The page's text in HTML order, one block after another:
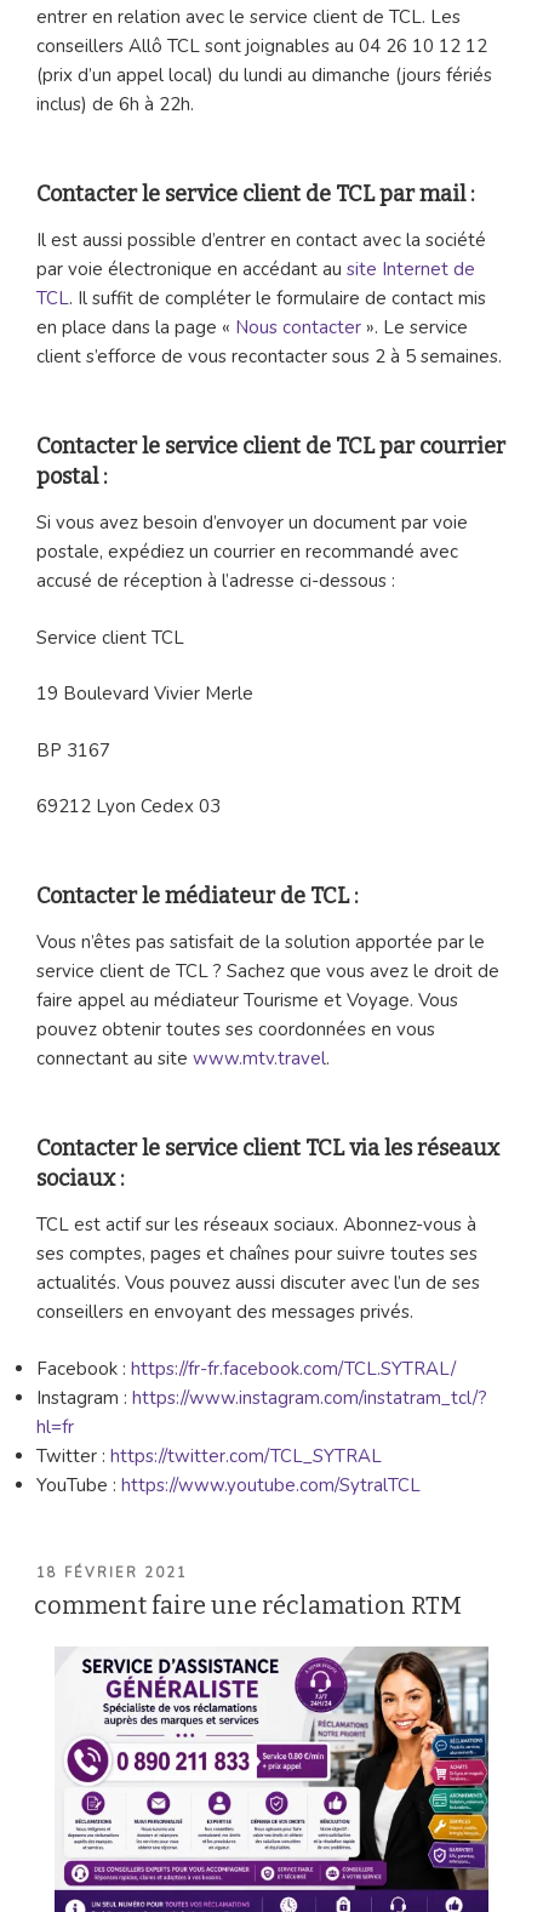
entrer en relation avec le service client de TCL. Les
conseillers Allô TCL sont joignables au 04 26 10 12 12
(prix d’un appel local) du lundi au dimanche (jours fériés
inclus) de 6h à 22h.
Contacter le service client de TCL par mail :
Il est aussi possible d’entrer en contact avec la société
par voie électronique en accédant au site Internet de
TCL. Il suffit de compléter le formulaire de contact mis
en place dans la page « Nous contacter ». Le service
client s’efforce de vous recontacter sous 2 à 5 semaines.
Contacter le service client de TCL par courrier
postal :
Si vous avez besoin d’envoyer un document par voie
postale, expédiez un courrier en recommandé avec
accusé de réception à l’adresse ci-dessous :
Service client TCL
19 Boulevard Vivier Merle
BP 3167
69212 Lyon Cedex 03
Contacter le médiateur de TCL :
Vous n’êtes pas satisfait de la solution apportée par le
service client de TCL ? Sachez que vous avez le droit de
faire appel au médiateur Tourisme et Voyage. Vous
pouvez obtenir toutes ses coordonnées en vous
connectant au site www.mtv.travel.
Contacter le service client TCL via les réseaux
sociaux :
TCL est actif sur les réseaux sociaux. Abonnez-vous à
ses comptes, pages et chaînes pour suivre toutes ses
actualités. Vous pouvez aussi discuter avec l’un de ses
conseillers en envoyant des messages privés.
Facebook : https://fr-fr.facebook.com/TCL.SYTRAL/
Instagram : https://www.instagram.com/instatram_tcl/?
hl=fr
Twitter : https://twitter.com/TCL_SYTRAL
YouTube : https://www.youtube.com/SytralTCL
PUBLIÉ
18 FÉVRIER 2021
comment faire une réclamation RTM